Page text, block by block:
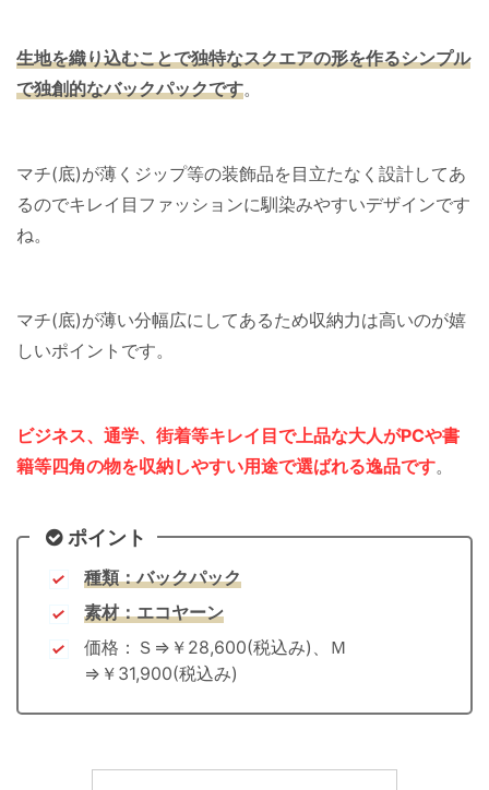
生地を織り込むことで独特なスクエアの形を作るシンプル
で独創的なバックパックです。
マチ(底)が薄くジップ等の装飾品を目立たなく設計してあ
るのでキレイ目ファッションに馴染みやすいデザインです
ね。
マチ(底)が薄い分幅広にしてあるため収納力は高いのが嬉
しいポイントです。
ビジネス、通学、街着等キレイ目で上品な大人がPCや書
籍等四角の物を収納しやすい用途で選ばれる逸品です。
ポイント
種類：バックパック
素材：エコヤーン
価格：Ｓ⇒￥28,600(税込み)、Ｍ
⇒￥31,900(税込み)